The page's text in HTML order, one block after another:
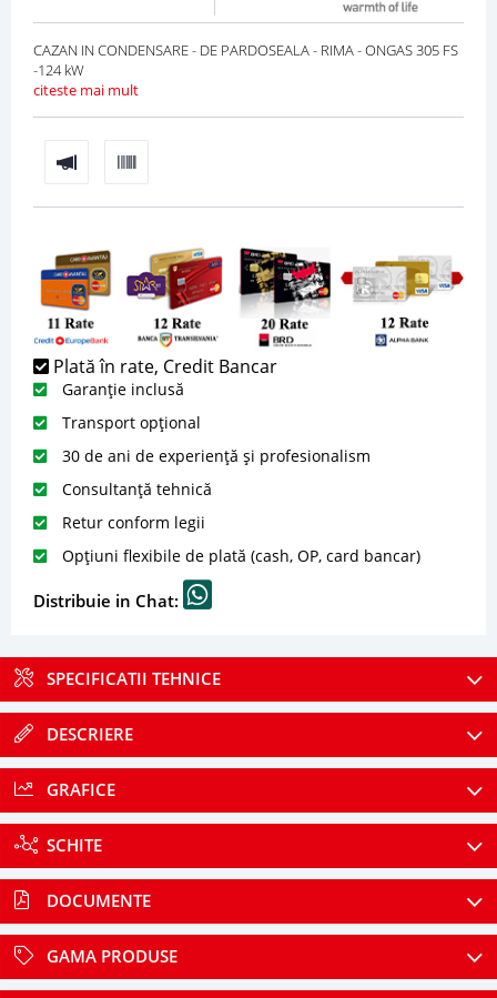
CAZAN IN CONDENSARE - DE PARDOSEALA - RIMA - ONGAS 305 FS
-124 kW
citeste mai mult
Plată în rate, Credit Bancar
Garanție inclusă
Transport opțional
30 de ani de experiență și profesionalism
Consultanță tehnică
Retur conform legii
Opțiuni flexibile de plată (cash, OP, card bancar)
Distribuie in Chat:
SPECIFICATII TEHNICE
DESCRIERE
GRAFICE
SCHITE
DOCUMENTE
GAMA PRODUSE